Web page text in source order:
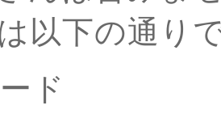
以下の通り
ド